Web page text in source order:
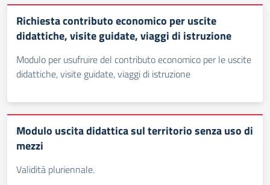
Richiesta contributo economico per uscite
didattiche, visite guidate, viaggi di istruzione
Modulo per usufruire del contributo economico per le uscite
didattiche, visite guidate, viaggi di istruzione
Modulo uscita didattica sul territorio senza uso di
mezzi
Validità pluriennale.